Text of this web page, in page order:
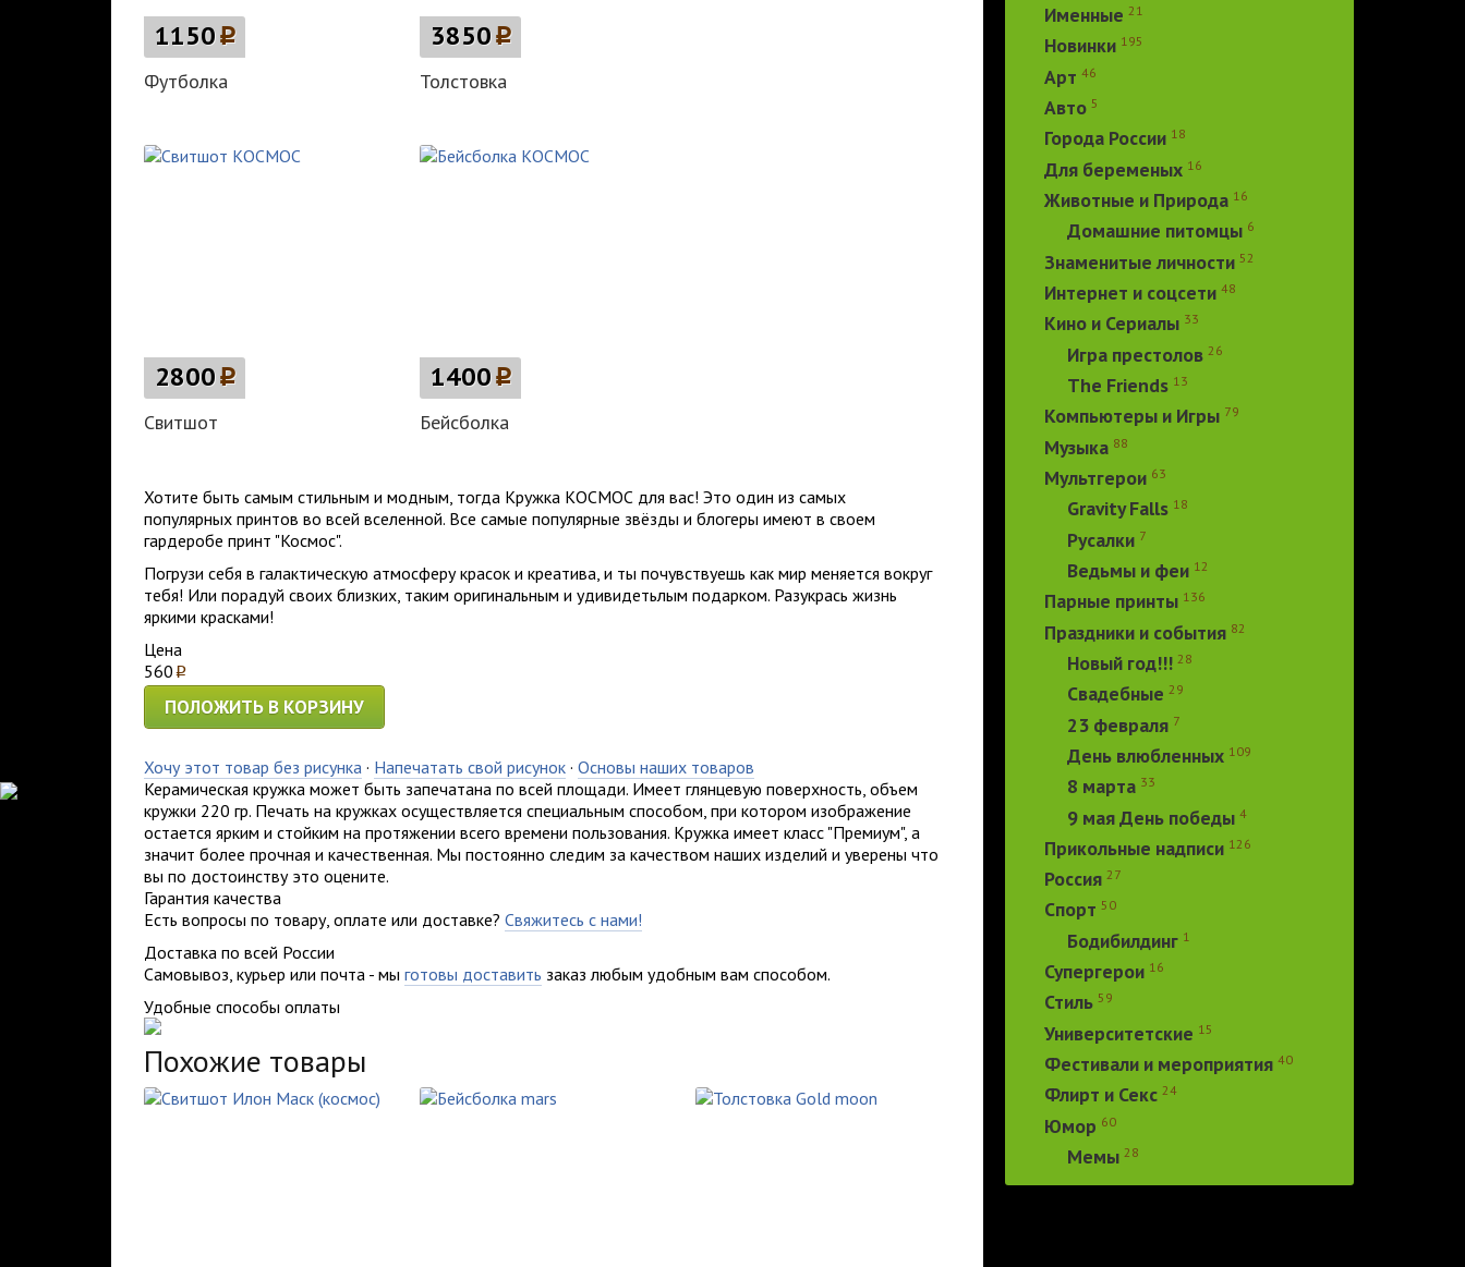
1150p
Футболка
3850p
Толстовка
2800p
Свитшот
1400p
Бейсболка
Хотите быть самым стильным и модным, тогда Кружка КОСМОС для вас! Это один из самых
популярных принтов во всей вселенной. Все самые популярные звёзды и блогеры имеют в своем
гардеробе принт "Космос".
Погрузи себя в галактическую атмосферу красок и креатива, и ты почувствуешь как мир меняется вокруг
тебя! Или порадуй своих близких, таким оригинальным и удивидетьлым подарком. Разукрась жизнь
яркими красками!
Цена
560p
ПОЛОЖИТЬ В КОРЗИНУ
Хочу этот товар без рисунка · Напечатать свой рисунок · Основы наших товаров
Керамическая кружка может быть запечатана по всей площади. Имеет глянцевую поверхность, объем
кружки 220 гр. Печать на кружках осуществляется специальным способом, при котором изображение
остается ярким и стойким на протяжении всего времени пользования. Кружка имеет класс "Премиум", а
значит более прочная и качественная. Мы постоянно следим за качеством наших изделий и уверены что
вы по достоинству это оцените.
Гарантия качества
Есть вопросы по товару, оплате или доставке? Свяжитесь с нами!
Доставка по всей России
Самовывоз, курьер или почта - мы готовы доставить заказ любым удобным вам способом.
Удобные способы оплаты
Похожие товары
Именные 21
Новинки 195
Арт 46
Авто 5
Города России 18
Для беременых 16
Животные и Природа 16
Домашние питомцы 6
Знаменитые личности 52
Интернет и соцсети 48
Кино и Сериалы 33
Игра престолов 26
The Friends 13
Компьютеры и Игры 79
Музыка 88
Мультгерои 63
Gravity Falls 18
Русалки 7
Ведьмы и феи 12
Парные принты 136
Праздники и события 82
Новый год!!! 28
Свадебные 29
23 февраля 7
День влюбленных 109
8 марта 33
9 мая День победы 4
Прикольные надписи 126
Россия 27
Спорт 50
Бодибилдинг 1
Супергерои 16
Стиль 59
Университетские 15
Фестивали и мероприятия 40
Флирт и Секс 24
Юмор 60
Мемы 28